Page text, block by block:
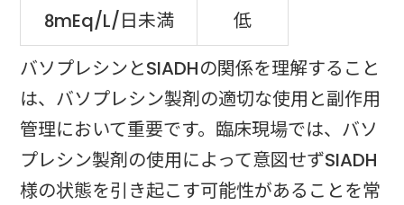
8mEq/L/日未満
低
バソプレシンとSIADHの関係を理解すること
は、バソプレシン製剤の適切な使用と副作用
管理において重要です。臨床現場では、バソ
プレシン製剤の使用によって意図せずSIADH
様の状態を引き起こす可能性があることを常